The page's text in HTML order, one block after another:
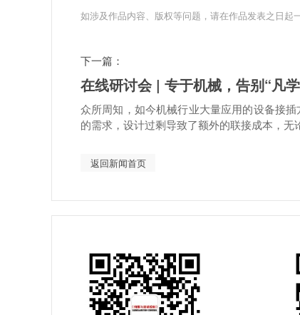
如涉及作品内容、版权等问题，请在作品发表之日起
下一篇：
在线研讨会 | 专于机械，告别“凡
众所周知，如今机械行业大量应用的设备接
的需求，设计过剩导致了额外的联接成本，无
返回新闻首页